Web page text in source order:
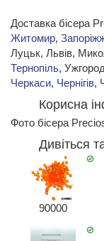
Доставка бісера
Житомир,
Луцьк, Львів,
Тернопіль,
Черкаси, Чернігів,
Корисна
Фото бісера
Дивіться
90000